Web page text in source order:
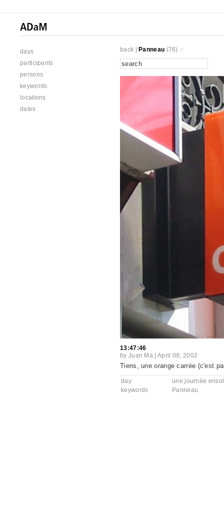
days
participants
persons
keywords
locations
dates
back Panneau (76)
13:47:46
by Juan Ma April 09, 2002
Tiens, une orange carrée (c'est
day
une journée
keywords
Panneau